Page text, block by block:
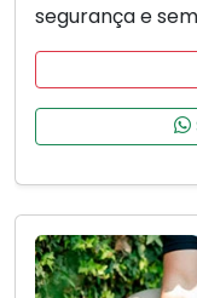
segurança e